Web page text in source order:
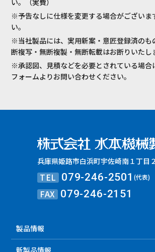
※予告なしに仕様を変更する場合がございま
い。
※当社製品には、実用新案・意匠登録済のも
断複写・無断複製・無断転載はお断りいたし
※承認図、見積などを必要とされている場合
フォームよりお問い合わせください。
兵庫県姫路市白浜町宇佐崎南１丁目
TEL 079-246-2501(代表)
FAX 079-246-2151
製品情報